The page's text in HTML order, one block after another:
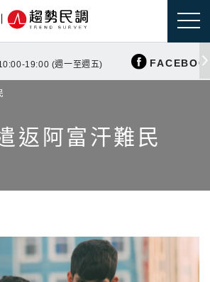
19:00 (週一至週五)
返阿富汗難民